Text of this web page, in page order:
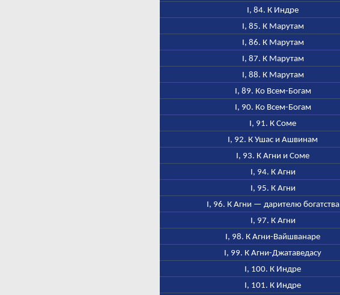
I, 84. К Индре
I, 85. К Марутам
I, 86. К Марутам
I, 87. К Марутам
I, 88. К Марутам
I, 89. Ко Всем-Богам
I, 90. Ко Всем-Богам
I, 91. К Соме
I, 92. К Ушас и Ашвинам
I, 93. К Агни и Соме
I, 94. К Агни
I, 95. К Агни
I, 96. К Агни — дарителю богатства
I, 97. К Агни
I, 98. К Агни-Вайшванаре
I, 99. К Агни-Джатаведасу
I, 100. К Индре
I, 101. К Индре